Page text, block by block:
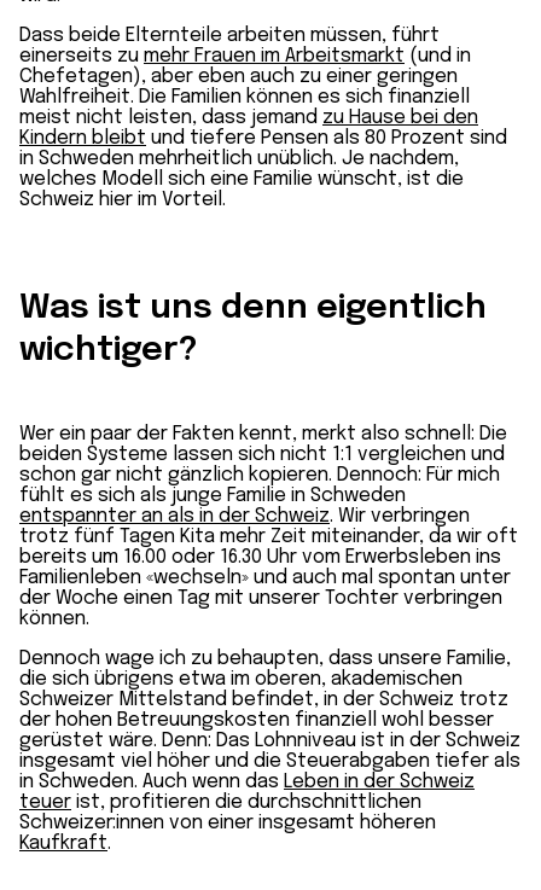
Dass beide Elternteile arbeiten müssen, führt
einerseits zu mehr Frauen im Arbeitsmarkt (und in
Chefetagen), aber eben auch zu einer geringen
Wahlfreiheit. Die Familien können es sich finanziell
meist nicht leisten, dass jemand zu Hause bei den
Kindern bleibt und tiefere Pensen als 80 Prozent sind
in Schweden mehrheitlich unüblich. Je nachdem,
welches Modell sich eine Familie wünscht, ist die
Schweiz hier im Vorteil.
Was ist uns denn eigentlich
wichtiger?
Wer ein paar der Fakten kennt, merkt also schnell: Die
beiden Systeme lassen sich nicht 1:1 vergleichen und
schon gar nicht gänzlich kopieren. Dennoch: Für mich
fühlt es sich als junge Familie in Schweden
entspannter an als in der Schweiz. Wir verbringen
trotz fünf Tagen Kita mehr Zeit miteinander, da wir oft
bereits um 16.00 oder 16.30 Uhr vom Erwerbsleben ins
Familienleben «wechseln» und auch mal spontan unter
der Woche einen Tag mit unserer Tochter verbringen
können.
Dennoch wage ich zu behaupten, dass unsere Familie,
die sich übrigens etwa im oberen, akademischen
Schweizer Mittelstand befindet, in der Schweiz trotz
der hohen Betreuungskosten finanziell wohl besser
gerüstet wäre. Denn: Das Lohnniveau ist in der Schweiz
insgesamt viel höher und die Steuerabgaben tiefer als
in Schweden. Auch wenn das Leben in der Schweiz
teuer ist, profitieren die durchschnittlichen
Schweizer:innen von einer insgesamt höheren
Kaufkraft.